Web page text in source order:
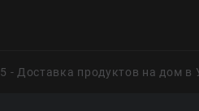
- Доставка продуктов на дом в